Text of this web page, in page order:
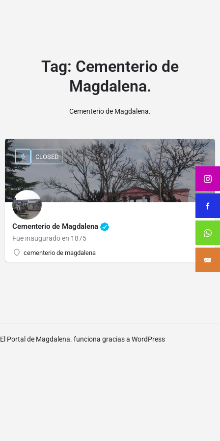
Tag: Cementerio de
Magdalena.
Cementerio de Magdalena.
Cementerio de Magdalena
Fue inaugurado en 1875
cementerio de magdalena
CLOSED
El Portal de Magdalena. funciona gracias a WordPress